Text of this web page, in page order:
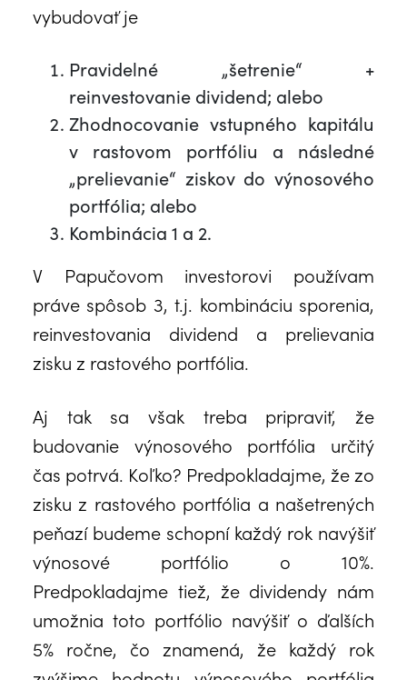
vybudovať je
Pravidelné „šetrenie“ +
reinvestovanie dividend; alebo
Zhodnocovanie vstupného kapitálu
v rastovom portfóliu a následné
„prelievanie“ ziskov do výnosového
portfólia; alebo
Kombinácia 1 a 2.
V Papučovom investorovi používam
práve spôsob 3, t.j. kombináciu sporenia,
reinvestovania dividend a prelievania
zisku z rastového portfólia.
Aj tak sa však treba pripraviť, že
budovanie výnosového portfólia určitý
čas potrvá. Koľko? Predpokladajme, že zo
zisku z rastového portfólia a našetrených
peňazí budeme schopní každý rok navýšiť
výnosové portfólio o 10%.
Predpokladajme tiež, že dividendy nám
umožnia toto portfólio navýšiť o ďalších
5% ročne, čo znamená, že každý rok